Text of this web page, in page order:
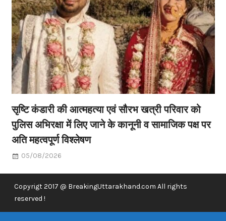
सृष्टि कंडारी की आत्महत्या एवं सौरभ खत्री परिवार को
पुलिस अभिरक्षा में लिए जाने के कानूनी व सामाजिक पक्ष पर
अति महत्वपूर्ण विश्लेषण
05/08/2026
Copyrigt 2017 @ BreakingUttarakhand.com All rights
reserved !